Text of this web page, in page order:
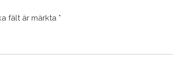
fält är märkta *